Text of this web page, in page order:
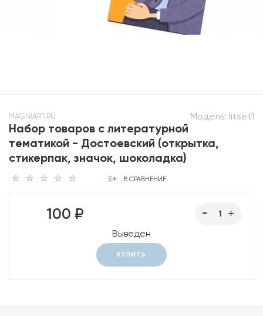
Модель: litset1
MAGNIART.RU
Набор товаров с литературной
тематикой - Достоевский (открытка,
стикерпак, значок, шоколадка)
В СРАВНЕНИЕ
100 ₽
Выведен
КУПИТЬ